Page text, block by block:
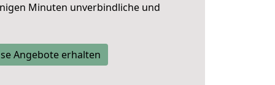
Minuten unverbindliche und
Angebote erhalten